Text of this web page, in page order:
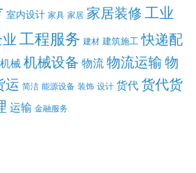
室内设计 家具 家居 家居装修 工业
工程服务 建材 建筑施工 快递配
机械 机械设备 物流 物流运输 物
运 简洁 能源设备 装饰 设计 货代 货代货
运输 金融服务